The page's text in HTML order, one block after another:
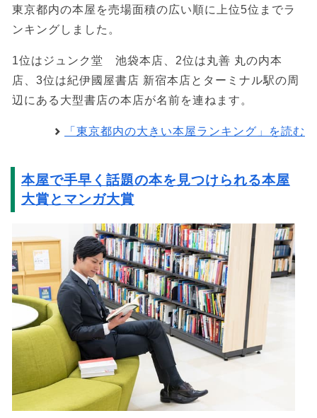
東京都内の本屋を売場面積の広い順に上位5位までラ
ンキングしました。
1位はジュンク堂 池袋本店、2位は丸善 丸の内本
店、3位は紀伊國屋書店 新宿本店とターミナル駅の周
辺にある大型書店の本店が名前を連ねます。
「東京都内の大きい本屋ランキング」を読む
本屋で手早く話題の本を見つけられる本屋
大賞とマンガ大賞